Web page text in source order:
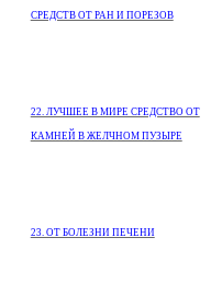
СРЕДСТВ ОТ РАН И ПОРЕЗОВ
22. ЛУЧШЕЕ В МИРЕ СРЕДСТВО ОТ
КАМНЕЙ В ЖЕЛЧНОМ ПУЗЫРЕ
23. ОТ БОЛЕЗНИ ПЕЧЕНИ